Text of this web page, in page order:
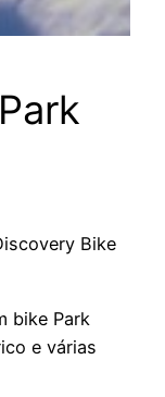
Bike
bike Park
e várias